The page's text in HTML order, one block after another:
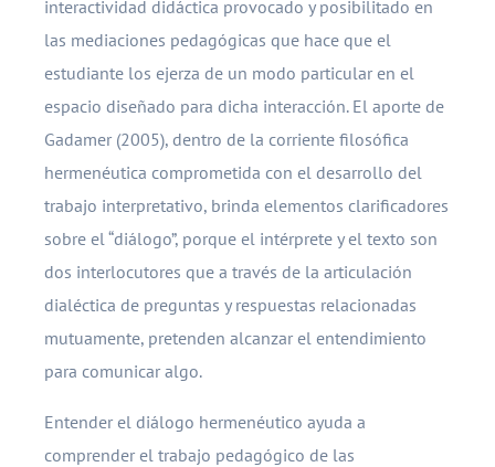
interactividad didáctica provocado y posibilitado en
las mediaciones pedagógicas que hace que el
estudiante los ejerza de un modo particular en el
espacio diseñado para dicha interacción. El aporte de
Gadamer (2005), dentro de la corriente filosófica
hermenéutica comprometida con el desarrollo del
trabajo interpretativo, brinda elementos clarificadores
sobre el “diálogo”, porque el intérprete y el texto son
dos interlocutores que a través de la articulación
dialéctica de preguntas y respuestas relacionadas
mutuamente, pretenden alcanzar el entendimiento
para comunicar algo.
Entender el diálogo hermenéutico ayuda a
comprender el trabajo pedagógico de las